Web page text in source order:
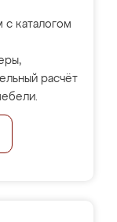
каталогом
расчёт